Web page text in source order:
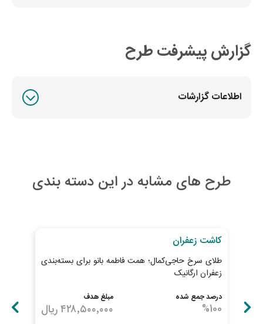
گزارش پیشرفت طرح
اطلاعات گزارشات
طرح های مشابه در این دسته بندی
کاشت زعفران
طلای سرخ حاجی‌کمال؛ همت فاطمه بانو برای بسته‌بندی
زعفران ارگانیک
درصد جمع شده
%100
مبلغ هدف
۴۲۸٬۵۰۰٬۰۰۰ریال